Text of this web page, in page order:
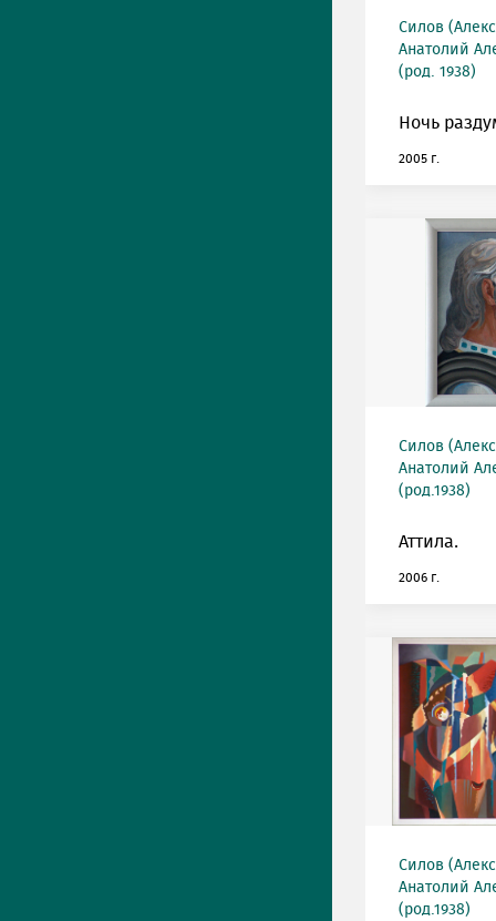
Силов
Анатолий
(род. 1938)
Ночь
2005 г.
Силов
Анатолий
(род.1938)
Аттила.
2006 г.
Силов
Анатолий
(род.1938)